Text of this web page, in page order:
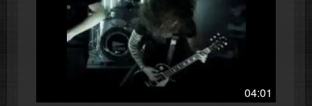
04:01